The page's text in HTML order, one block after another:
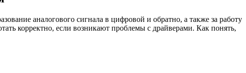
аналогового сигнала в цифровой и обратно, а также за работу
корректно, если возникают проблемы с драйверами. Как понять,